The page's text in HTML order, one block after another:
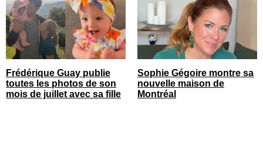
Frédérique Guay publie
toutes les photos de son
mois de juillet avec sa fille
Sophie Gégoire montre sa
nouvelle maison de
Montréal